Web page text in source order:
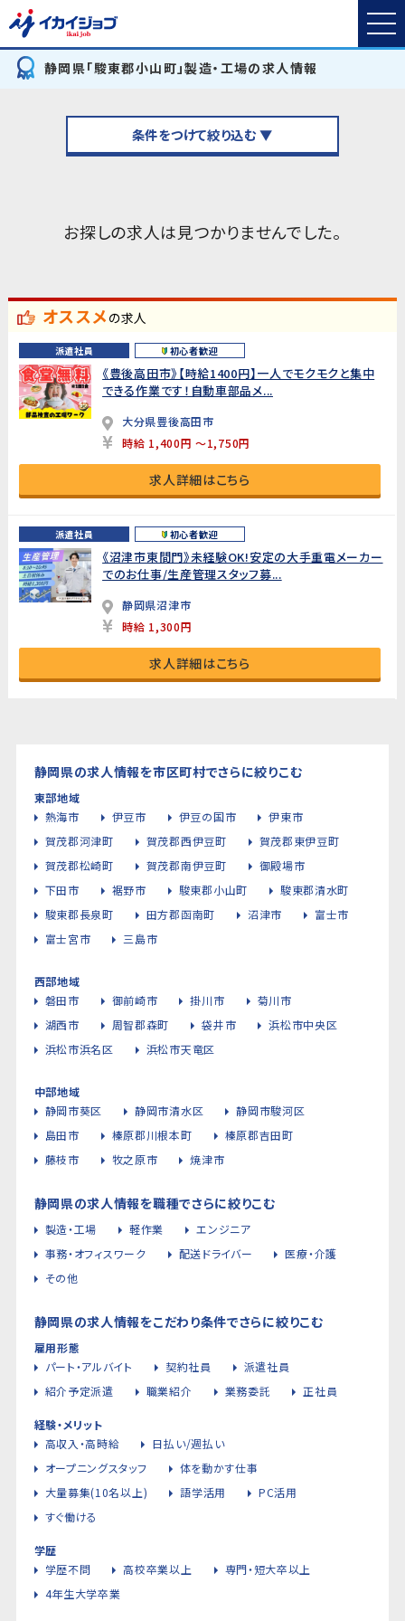
静岡県「駿東郡小山町」製造・工場の求人情報
条件をつけて絞り込む ▼
お探しの求人は見つかりませんでした。
オススメの求人
派遣社員 初心者歓迎
《豊後高田市》【時給1400円】一人でモクモクと集中
できる作業です！自動車部品メ...
大分県豊後高田市
時給 1,400円 ～1,750円
求人詳細はこちら
派遣社員 初心者歓迎
《沼津市東間門》未経験OK!安定の大手重電メーカー
でのお仕事/生産管理スタッフ募...
静岡県沼津市
時給 1,300円
求人詳細はこちら
静岡県の求人情報を市区町村でさらに絞りこむ
東部地域
熱海市
伊豆市 伊豆の国市
伊東市
賀茂郡河津町
賀茂郡西伊豆町
賀茂郡東伊豆町
賀茂郡松崎町
賀茂郡南伊豆町
御殿場市
下田市
裾野市 駿東郡小山町
駿東郡清水町
駿東郡長泉町
田方郡函南町 沼津市
富士市
富士宮市
三島市
西部地域
磐田市
御前崎市 掛川市
菊川市
湖西市
周智郡森町 袋井市
浜松市中央区
浜松市浜名区
浜松市天竜区
中部地域
静岡市葵区
静岡市清水区
静岡市駿河区
島田市
榛原郡川根本町
榛原郡吉田町
藤枝市
牧之原市 焼津市
静岡県の求人情報を職種でさらに絞りこむ
製造・工場 軽作業
エンジニア
事務・オフィスワーク
配送ドライバー
医療・介護
その他
静岡県の求人情報をこだわり条件でさらに絞りこむ
雇用形態
パート・アルバイト
契約社員
派遣社員
紹介予定派遣
職業紹介 業務委託 正社員
経験・メリット
高収入・高時給
日払い/週払い
オープニングスタッフ
体を動かす仕事
大量募集(10名以上)
語学活用
PC活用
すぐ働ける
学歴
学歴不問
高校卒業以上
専門・短大卒以上
4年生大学卒業